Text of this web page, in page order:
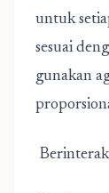
untuk
sesuai
gunakan